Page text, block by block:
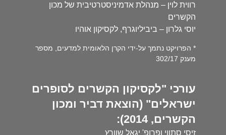
רווית לוין – מנהלת אדמיניסטרטיבית של מכון
הקשרים
יוסי גלרון – ביביליוגרף, לקסיקון אוהיו
* הפרויקט נתמך על-ידי הקרן הלאומית למדעים, מספר
מענק 302/17
עורכי "לקסיקון הקשרים לסופרים
ישראלים" (הוצאת דביר ומכון
הקשרים, 2014):
זיסי סתווי ופרופ' יגאל שוורץ